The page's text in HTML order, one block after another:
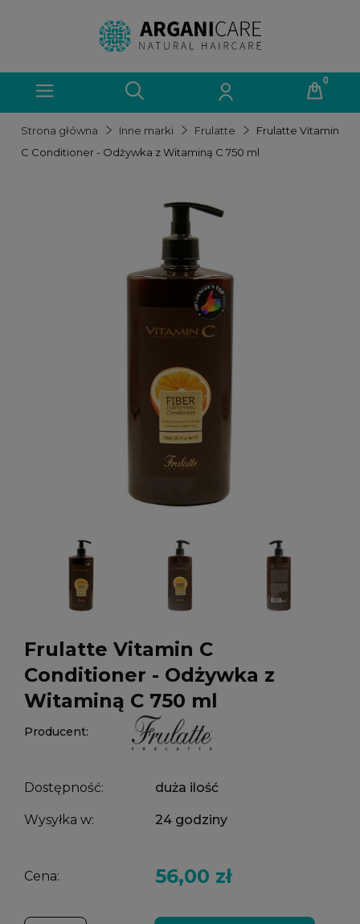
Strona główna Inne marki Frulatte
Frulatte Vitamin
C Conditioner - Odżywka z Witaminą C 750 ml
Frulatte Vitamin C
Conditioner - Odżywka z
Witaminą C 750 ml
Producent:
Dostępność: duża ilość
Wysyłka w: 24 godziny
Cena: 56,00 zł